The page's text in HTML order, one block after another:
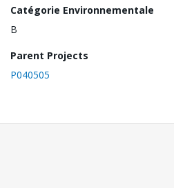
Catégorie Environnementale
B
Parent Projects
P040505